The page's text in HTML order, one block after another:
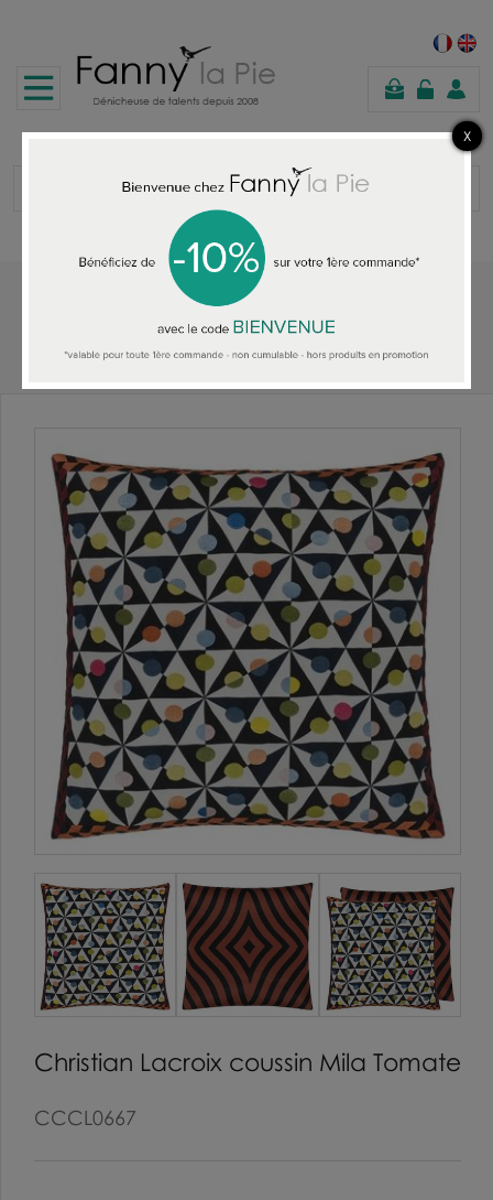
panier
Accueil
TOUS LES COUSSINS
Christian Lacroix coussin Mila Tomate
Christian Lacroix coussin Mila Tomate
CCCL0667